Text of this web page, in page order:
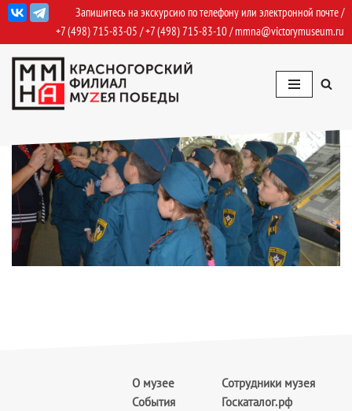
Перейти
к
содержимому
Запишитесь на экскурсию по телефону или электронной почте /
+7 (498) 715-83-05 /+7 (498) 715-83-10/mmna@victorymuseum.ru
О музее
События
Сотрудники музея
Госкаталог.рф